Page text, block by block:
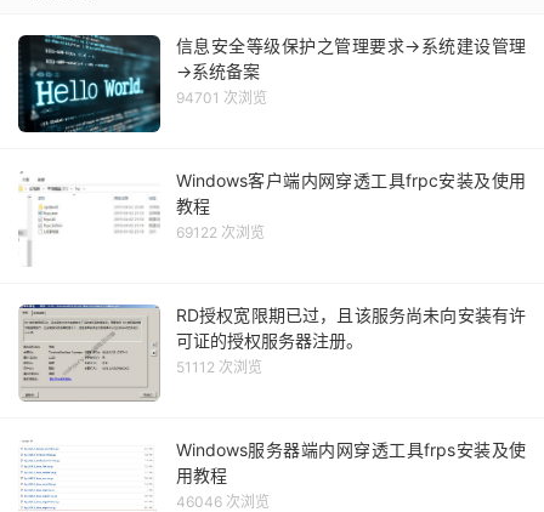
信息安全等级保护之管理要求→系统建设管理
→系统备案
94701 次浏览
Windows客户端内网穿透工具frpc安装及使用
教程
69122 次浏览
RD授权宽限期已过，且该服务尚未向安装有许
可证的授权服务器注册。
51112 次浏览
Windows服务器端内网穿透工具frps安装及使
用教程
46046 次浏览